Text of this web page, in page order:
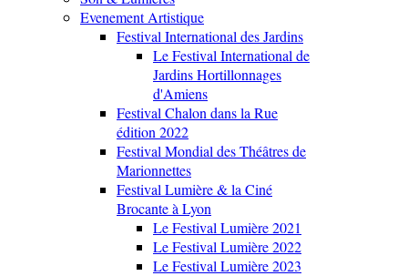
Evenement Artistique
Festival International des Jardins
Le Festival International de
Jardins Hortillonnages
d'Amiens
Festival Chalon dans la Rue
édition 2022
Festival Mondial des Théâtres de
Marionnettes
Festival Lumière & la Ciné
Brocante à Lyon
Le Festival Lumière 2021
Le Festival Lumière 2022
Le Festival Lumière 2023